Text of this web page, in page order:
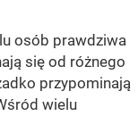
osób prawdziwa
się od różnego
przypominają
wielu